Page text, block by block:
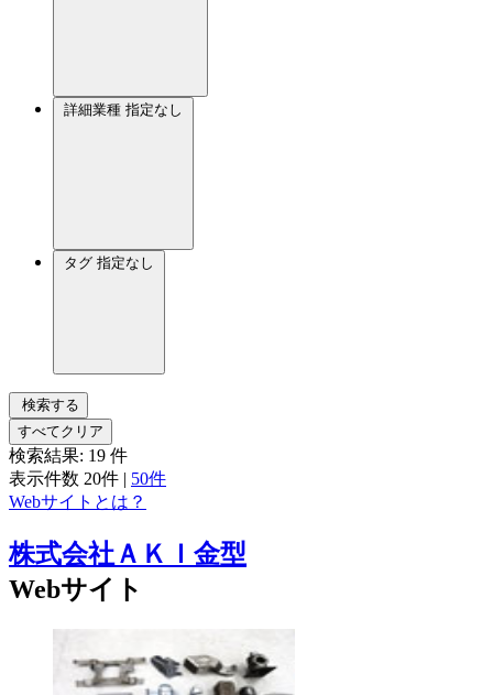
詳細業種 指定なし
タグ 指定なし
検索する
すべてクリア
検索結果: 19 件
表示件数 20件 | 50件
Webサイトとは？
株式会社ＡＫＩ金型
Webサイト